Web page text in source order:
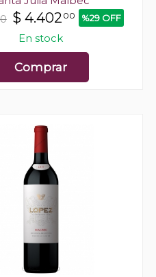
$ 4.402 00 %29 OFF
En stock
Comprar